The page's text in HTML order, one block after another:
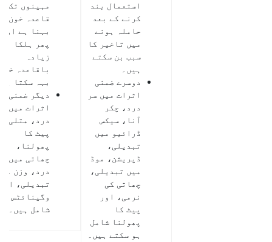
استعمال بند
کرنے کے بعد
حاملہ ہونے
میں تاخیر کا
سبب بن سکتے
ہیں۔
دوسرے ضمنی
اثرات میں سر
درد، چکر
آنا، سیکس
ڈرائیو میں
تبدیلی،
ڈپریشن، موڈ
میں تبدیلی،
چھاتی کی
نرمی، اور
پیٹ کا
پھولنا شامل
ہو سکتے ہیں۔
مہینوں تک
قاعدہ خون
بہنا ہے اور
پھر ہلکا
زیادہ
باقاعدہ
بہہ سکتا
دیگر ضمنی
اثرات میں
درد، متلی،
پیٹ کا
پھولنا،
چھاتی میں
درد، وزن
تبدیلی،
وگینائٹس
شامل ہیں۔